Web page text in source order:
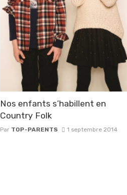
Nos enfants s’habillent en
Country Folk
Par TOP-PARENTS 1 septembre 2014